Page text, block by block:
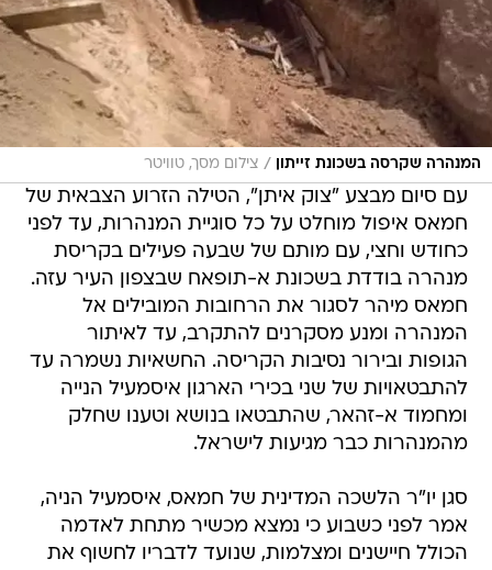
המנהרה שקרסה בשכונת זייתון / צילום מסך, טוויטר
עם סיום מבצע "צוק איתן", הטילה הזרוע הצבאית של
חמאס איפול מוחלט על כל סוגיית המנהרות, עד לפני
כחודש וחצי, עם מותם של שבעה פעילים בקריסת
מנהרה בודדת בשכונת א-תופאח שבצפון העיר עזה.
חמאס מיהר לסגור את הרחובות המובילים אל
המנהרה ומנע מסקרנים להתקרב, עד לאיתור
הגופות ובירור נסיבות הקריסה. החשאיות נשמרה עד
להתבטאויות של שני בכירי הארגון איסמעיל הנייה
ומחמוד א-זהאר, שהתבטאו בנושא וטענו שחלק
מהמנהרות כבר מגיעות לישראל.
סגן יו"ר הלשכה המדינית של חמאס, איסמעיל הניה,
אמר לפני כשבוע כי נמצא מכשיר מתחת לאדמה
הכולל חיישנים ומצלמות, שנועד לדבריו לחשוף את